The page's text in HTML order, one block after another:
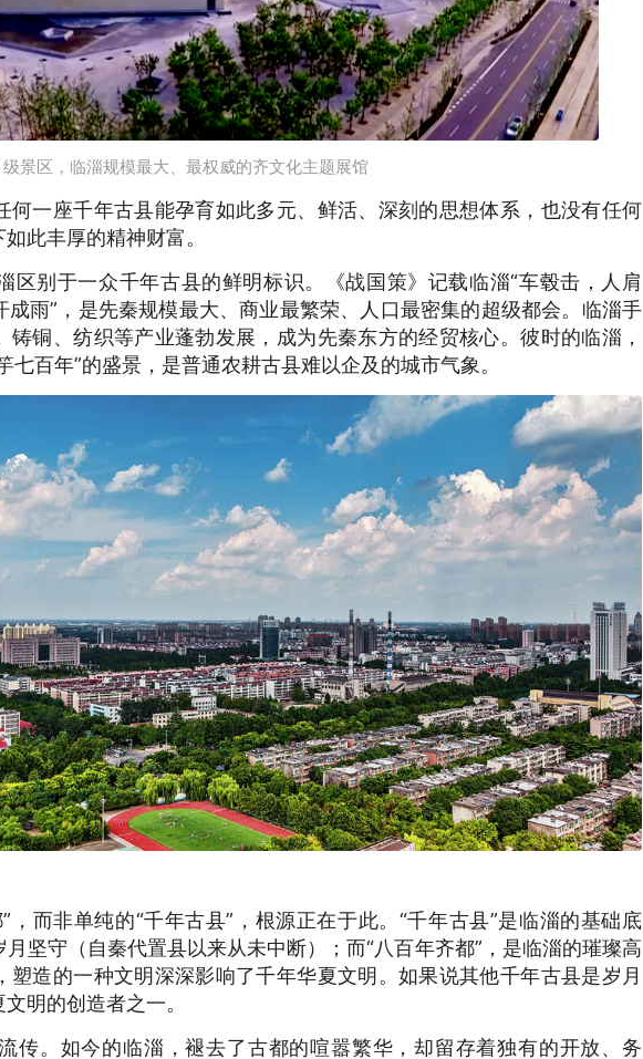
景区，临淄规模最大、最权威的齐文化主题展馆
何一座千年古县能孕育如此多元、鲜活、深刻的思想体系，也没有任何
此丰厚的精神财富。
区别于一众千年古县的鲜明标识。《战国策》记载临淄“车毂击，人肩
雨”，是先秦规模最大、商业最繁荣、人口最密集的超级都会。临淄手
铜、纺织等产业蓬勃发展，成为先秦东方的经贸核心。彼时的临淄，
七百年”的盛景，是普通农耕古县难以企及的城市气象。
，而非单纯的“千年古县”，根源正在于此。“千年古县”是临淄的基础底
坚守（自秦代置县以来从未中断）；而“八百年齐都”，是临淄的璀璨高
塑造的一种文明深深影响了千年华夏文明。如果说其他千年古县是岁月
明的创造者之一。
传。如今的临淄，褪去了古都的喧嚣繁华，却留存着独有的开放、务